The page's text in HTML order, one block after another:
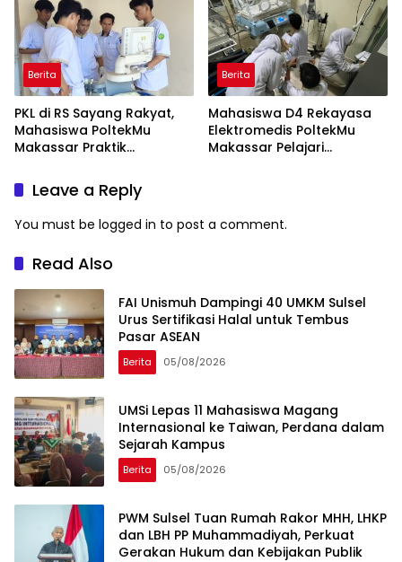
Berita
PKL di RS Sayang Rakyat,
Mahasiswa PoltekMu
Makassar Praktik
Berita
Mahasiswa D4 Rekayasa
Elektromedis PoltekMu
Makassar Pelajari
Leave a Reply
You must be logged in to post a comment.
Read Also
FAI Unismuh Dampingi 40 UMKM Sulsel
Urus Sertifikasi Halal untuk Tembus
Pasar ASEAN
Berita 05/08/2026
UMSi Lepas 11 Mahasiswa Magang
Internasional ke Taiwan, Perdana dalam
Sejarah Kampus
Berita 05/08/2026
PWM Sulsel Tuan Rumah Rakor MHH, LHKP
dan LBH PP Muhammadiyah, Perkuat
Gerakan Hukum dan Kebijakan Publik